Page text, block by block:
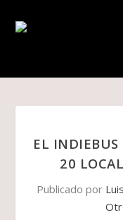
EL INDIEBUS
20
Publicado por